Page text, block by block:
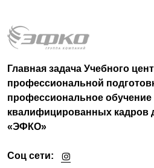
Главная задача Учебного
профессиональной
профессиональное обучение
квалифицированных кадров
«ЭФКО»
Соц сети: